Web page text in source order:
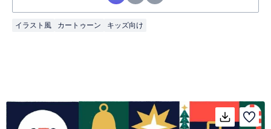
イラスト風 カートゥーン キッズ向け